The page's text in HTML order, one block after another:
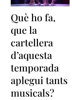
Què ho fa,
que la
cartellera
d’aquesta
temporada
aplegui tants
musicals?